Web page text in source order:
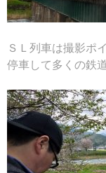
ＳＬ列車は撮影ポ
停車して多くの鉄